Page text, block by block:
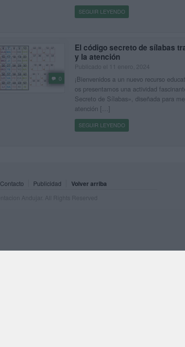
SEGUIR LEYENDO
0
El código secreto de sílabas
y la atención
Publicado el 11 enero, 2024
¡Bienvenidos a un nuevo recurso
os presentamos una actividad
Secreto de Sílabas», diseñada para
atención […]
SEGUIR LEYENDO
Contacto Publicidad Volver arriba